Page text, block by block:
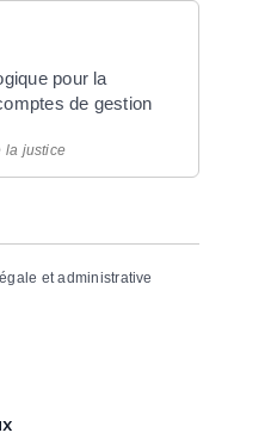
pour la
de gestion
la justice
et administrative